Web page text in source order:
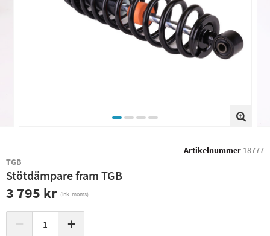
Artikelnummer 18777
TGB
Stötdämpare fram TGB
3 795 kr (ink. moms)
− +